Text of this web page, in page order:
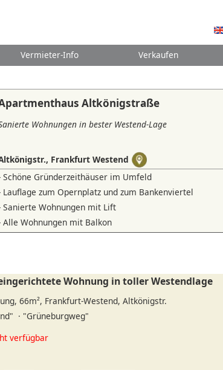
Vermieter-Info Verkaufen
Altkönigstraße
Wohnungen in bester Westend-Lage
Frankfurt Westend
Schöne Gründerzeithäuser im Umfeld
Lauflage zum Opernplatz und zum Bankenviertel
Sanierte Wohnungen mit Lift
Alle Wohnungen mit Balkon
Wohnung in toller Westendlage
66m², Frankfurt-Westend, Altkönigstr.
· "Grüneburgweg"
verfügbar